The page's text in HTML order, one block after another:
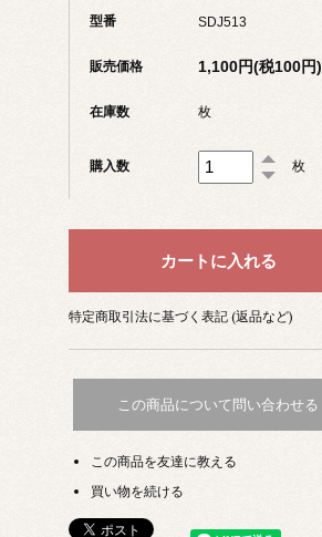
型番 SDJ513
販売価格 1,100円(税100円)
在庫数 枚
購入数 枚
特定商取引法に基づく表記 (返品など)
この商品について問い合わせる
この商品を友達に教える
買い物を続ける